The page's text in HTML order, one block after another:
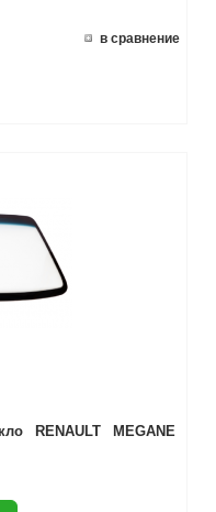
в сравнение
RENAULT MEGANE